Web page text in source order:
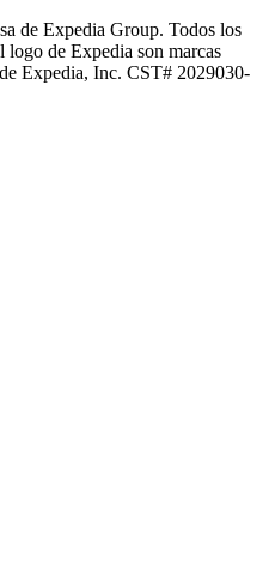
de Expedia Group. Todos los
logo de Expedia son marcas
Expedia, Inc. CST# 2029030-